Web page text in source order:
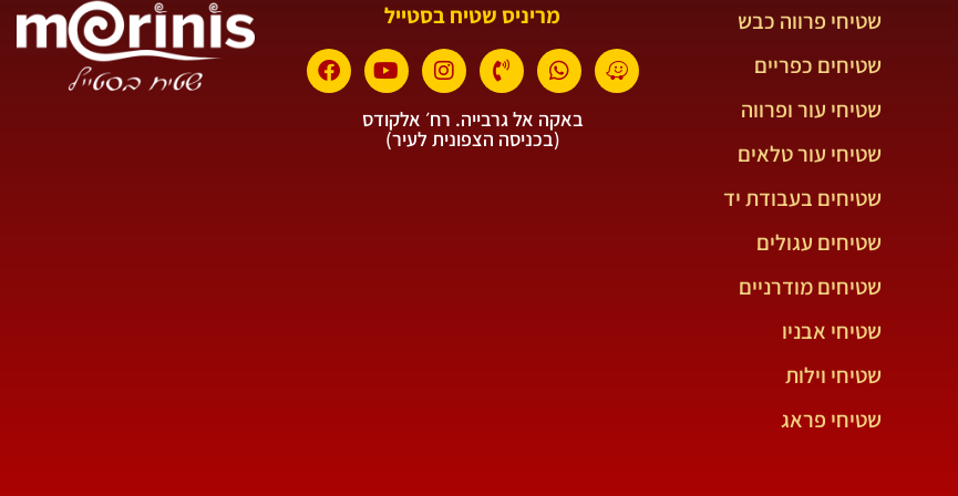
שטיחי פרווה כבש
שטיחים כפריים
שטיחי עור ופרווה
שטיחי עור טלאים
שטיחים בעבודת יד
שטיחים עגולים
שטיחים מודרניים
שטיחי אבניו
שטיחי וילות
שטיחי פראג
מריניס שטיח בסטייל
באקה אל גרבייה. רח׳ אלקודס
(בכניסה הצפונית לעיר)